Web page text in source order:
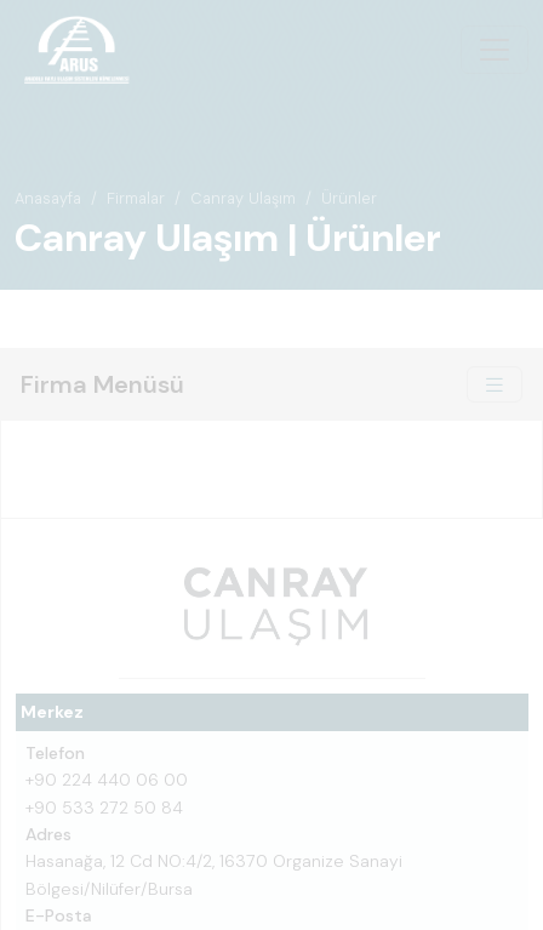
Anasayfa Firmalar Canray Ulaşım Ürünler
Canray Ulaşım | Ürünler
Firma Menüsü
Merkez
Telefon
+90 224 440 06 00
+90 533 272 50 84
Adres
Hasanağa, 12 Cd NO:4/2, 16370 Organize Sanayi
Bölgesi/Nilüfer/Bursa
E-Posta